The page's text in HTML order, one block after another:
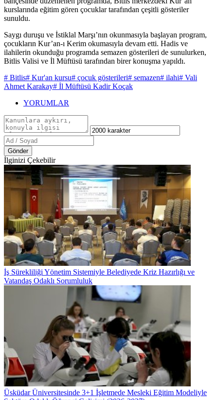
kurslarında eğitim gören çocuklar tarafından çeşitli gösteriler
sunuldu.
Saygı duruşu ve İstiklal Marşı’nın okunmasıyla başlayan program,
çocukların Kur’an-ı Kerim okumasıyla devam etti. Hadis ve
ilahilerin okunduğu programda semazen gösterileri de sunulurken,
Bitlis Valisi ve İl Müftüsü tarafından birer konuşma yapıldı.
# Bitlis# Kur'an kursu# çocuk gösterileri# semazen# ilahi# Vali
Ahmet Karakay# İl Müftüsü Kadir Koçak
YORUMLAR
Gönder
İlginizi Çekebilir
İş Sürekliliği Yönetim Sistemiyle Belediyede Kriz Hazırlığı ve
Vatandaş Odaklı Sorumluluk
Üsküdar Üniversitesinde 3+1 İşletmede Mesleki Eğitim Modeliyle